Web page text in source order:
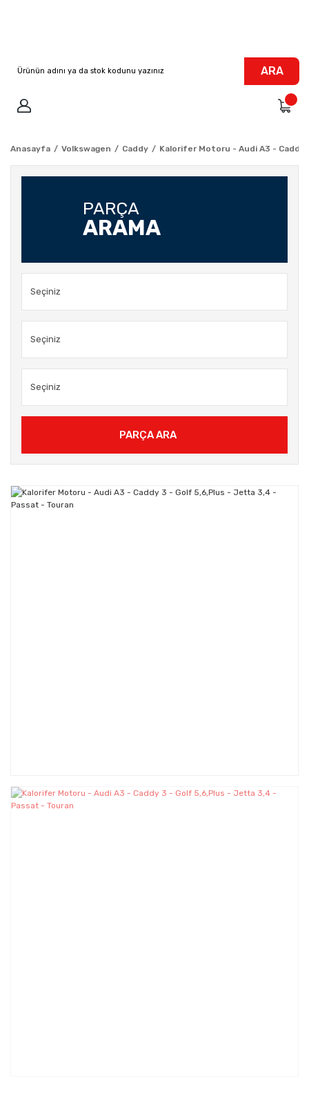
ARA
Anasayfa Volkswagen Caddy Kalorifer Motoru - Audi A3 -
PARÇA
ARAMA
PARÇA ARA